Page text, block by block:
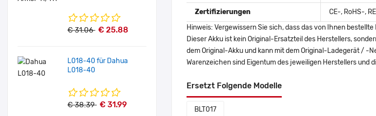
€ 31.06 € 25.88
L018-40 für Dahua
L018-40
€ 38.39 € 31.99
Zertifizierungen
CE-, RoHS-,
Hinweis: Vergewissern Sie sich, dass das von Ihnen
Dieser Akku ist kein Original-Ersatzteil des Herstellers,
dem Original-Akku und kann mit dem Original-Ladegerät / -
Warenzeichen sind Eigentum des jeweiligen Herstellers und
Ersetzt Folgende Modelle
BLT017